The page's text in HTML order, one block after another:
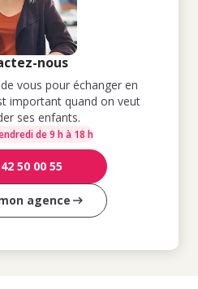
nous
vous pour échanger en
important quand on veut
ses enfants.
de 9 h à 18 h
50 00 55
agence